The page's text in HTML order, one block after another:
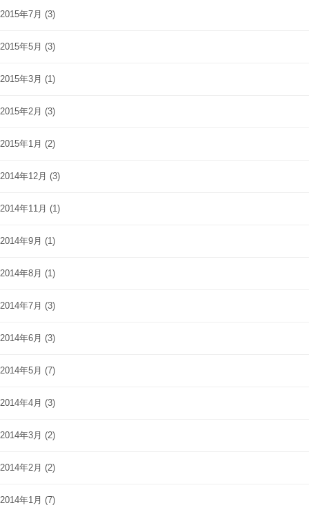
2015年7月 (3)
2015年5月 (3)
2015年3月 (1)
2015年2月 (3)
2015年1月 (2)
2014年12月 (3)
2014年11月 (1)
2014年9月 (1)
2014年8月 (1)
2014年7月 (3)
2014年6月 (3)
2014年5月 (7)
2014年4月 (3)
2014年3月 (2)
2014年2月 (2)
2014年1月 (7)